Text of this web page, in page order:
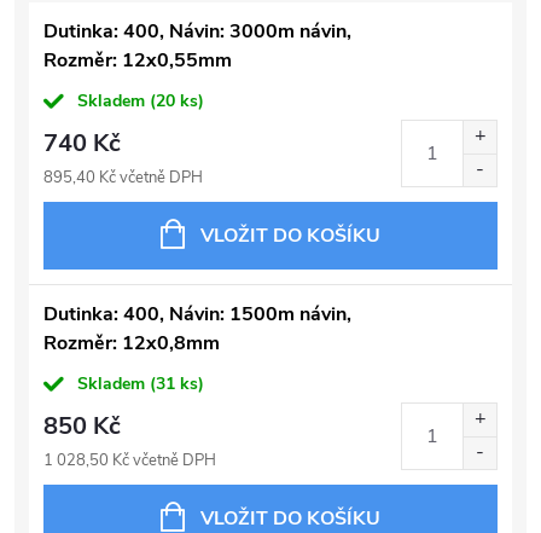
Dutinka: 400, Návin: 3000m návin,
Rozměr: 12x0,55mm
Skladem (20 ks)
740 Kč
895,40 Kč včetně DPH
VLOŽIT DO KOŠÍKU
Dutinka: 400, Návin: 1500m návin,
Rozměr: 12x0,8mm
Skladem (31 ks)
850 Kč
1 028,50 Kč včetně DPH
VLOŽIT DO KOŠÍKU